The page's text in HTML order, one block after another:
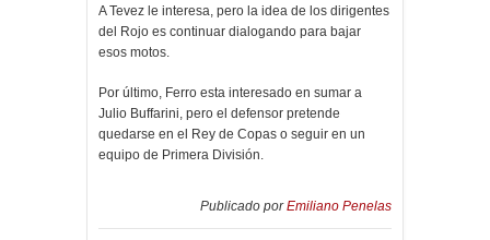
A Tevez le interesa, pero la idea de los dirigentes
del Rojo es continuar dialogando para bajar
esos motos.
Por último, Ferro esta interesado en sumar a
Julio Buffarini, pero el defensor pretende
quedarse en el Rey de Copas o seguir en un
equipo de Primera División.
Publicado porEmiliano Penelas